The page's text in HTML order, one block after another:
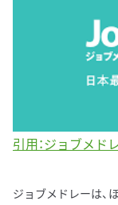
引用：ジョブメド
ジョブメドレーは、